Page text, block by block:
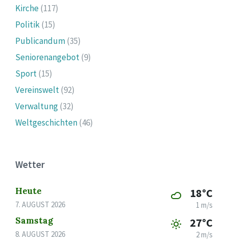
Kirche(117)
Politik(15)
Publicandum(35)
Seniorenangebot(9)
Sport(15)
Vereinswelt(92)
Verwaltung(32)
Weltgeschichten(46)
Wetter
Heute
7. AUGUST 2026
18°C
1 m/s
Samstag
8. AUGUST 2026
27°C
2 m/s